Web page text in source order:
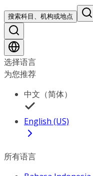
搜索科目、机构或地点
选择语言
为您推荐
中文（简体）
English (US)
所有语言